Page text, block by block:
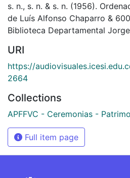
s. n., s. n. & s. n. (1956).
de Luís Alfonso Chaparro &
Biblioteca Departamental
URI
https://
2664
Collections
APFFVC - Ceremonias -
Full item page